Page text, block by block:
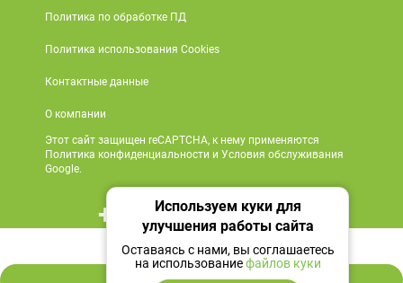
854 ₽
В корзину
Политика по обработке ПД
Политика использования Cookies
Контактные данные
О компании
Этот сайт защищен reCAPTCHA, к нему применяются
Политика конфиденциальности и Условия обслуживания
Google.
+7 495 419 18 18
Мы в социальных сетях
Используем куки для
улучшения работы сайта
Оставаясь с нами, вы соглашаетесь
на использованиефайлов куки